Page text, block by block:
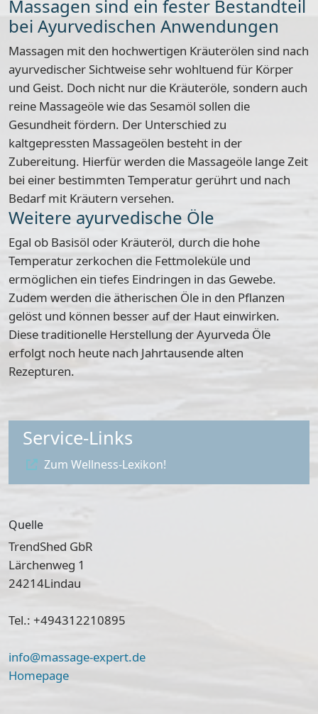
Massagen sind ein fester Bestandteil
bei Ayurvedischen Anwendungen
Massagen mit den hochwertigen Kräuterölen sind nach
ayurvedischer Sichtweise sehrwohltuend für Körper
und Geist. Doch nicht nur die Kräuteröle, sondern auch
reine Massageöle wie das Sesamöl sollen die
Gesundheit fördern. Der Unterschied zu
kaltgepressten Massageölen besteht in der
Zubereitung. Hierfür werden die Massageöle lange Zeit
bei einer bestimmten Temperatur gerührt und nach
Bedarf mit Kräutern versehen.
Weitere ayurvedische Öle
Egal ob Basisöl oder Kräuteröl, durch die hohe
Temperatur zerkochen die Fettmoleküle und
ermöglichen ein tiefes Eindringen in das Gewebe.
Zudem werden die ätherischen Öle in den Pflanzen
gelöst und können besser auf der Haut einwirken.
Diese traditionelle Herstellung der Ayurveda Öle
erfolgt noch heute nach Jahrtausende alten
Rezepturen.
Service-Links
Zum Wellness-Lexikon!
Quelle
TrendShed GbR
Lärchenweg 1
24214Lindau
Tel.: +494312210895
info@massage-expert.de
Homepage